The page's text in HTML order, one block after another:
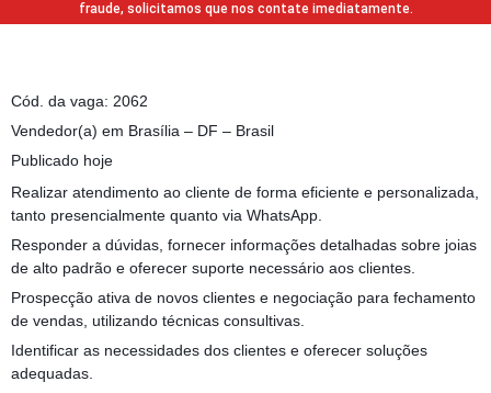
fraude, solicitamos que nos contate imediatamente.
Cód. da vaga: 2062
Vendedor(a) em Brasília – DF – Brasil
Publicado hoje
Realizar atendimento ao cliente de forma eficiente e personalizada,
tanto presencialmente quanto via WhatsApp.
Responder a dúvidas, fornecer informações detalhadas sobre joias
de alto padrão e oferecer suporte necessário aos clientes.
Prospecção ativa de novos clientes e negociação para fechamento
de vendas, utilizando técnicas consultivas.
Identificar as necessidades dos clientes e oferecer soluções
adequadas.